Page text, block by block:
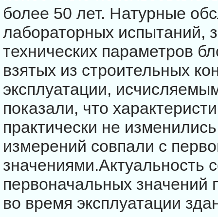
более 50 лет. Натурные
лабораторных испытаний,
технических параметров
взятых из строительных
эксплуатации,
показали, что
практически не
измерений совпали с
значениями.Актуальность
первоначальных значений
во время эксплуатации